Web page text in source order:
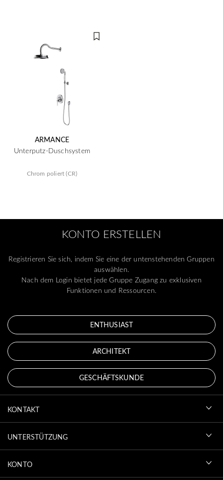
ARMANCE
Unterputz-Duschsystem
Chrom poliert (CR)
KONTO ERSTELLEN
Registrieren Sie sich, indem Sie eine der untenstehenden Gruppen
auswählen.
Nach dem Login bietet jede Gruppe Zugang zu exklusiven
Funktionen und Ressourcen.
ENTHUSIAST
ARCHITEKT
GESCHÄFTSKUNDE
KONTAKT
UNTERSTÜTZUNG
KONTO